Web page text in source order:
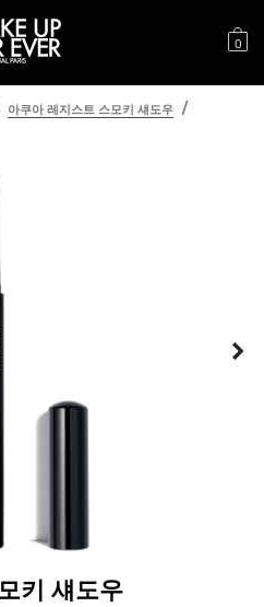
장
0
아쿠아 레지스트 스모키 섀도우
다
키 섀도우